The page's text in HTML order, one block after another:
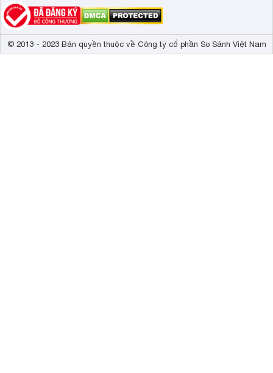
© 2013 - 2023 Bản quyền thuộc về Công ty cổ phần So Sánh Việt Nam